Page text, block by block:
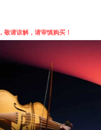
请谅解，请审慎购买！